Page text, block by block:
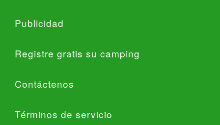
Publicidad
Registre gratis su camping
Contáctenos
Términos de servicio